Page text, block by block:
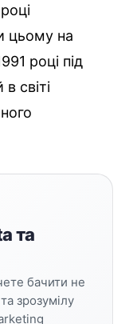
цьому на
році під
світі
та
бачити не
зрозумілу